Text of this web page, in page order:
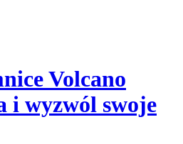
Volcano
i wyzwól swoje